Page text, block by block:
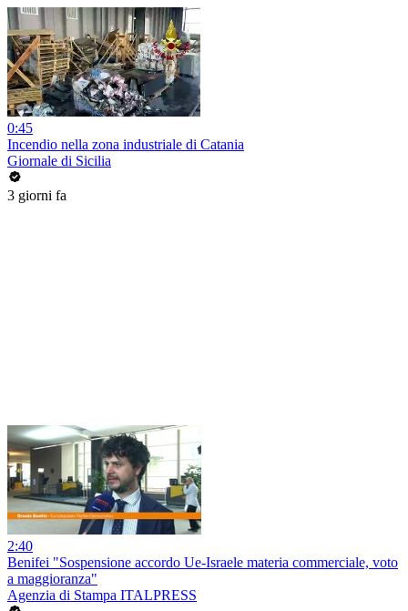
0:45
Incendio nella zona industriale di Catania
Giornale di Sicilia
3 giorni fa
2:40
Benifei "Sospensione accordo Ue-Israele materia commerciale, voto
a maggioranza"
Agenzia di Stampa ITALPRESS